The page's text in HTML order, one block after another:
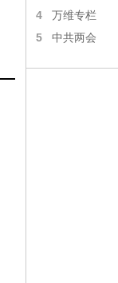
4 万维专栏
5 中共两会